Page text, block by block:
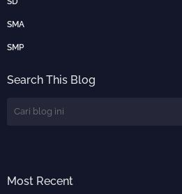
SMA
SMP
Search This Blog
Most Recent